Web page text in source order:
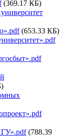
(369.17 КБ)
(653.33 КБ)
(788.39